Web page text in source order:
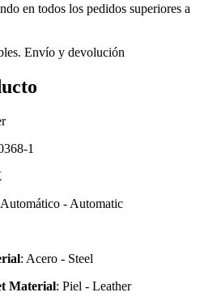
en todos los pedidos superiores a
Envío y devolución
1
- Automatic
: Acero - Steel
Material: Piel - Leather